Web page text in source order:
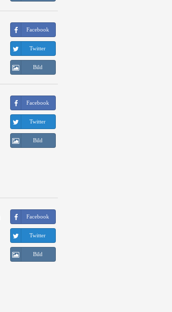
Facebook
Twitter
Bild
Facebook
Twitter
Bild
Facebook
Twitter
Bild